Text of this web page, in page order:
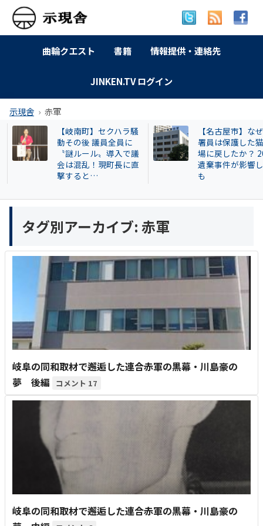
曲輪クエスト 書籍 情報提供・連絡先
JINKEN.TV ログイン
示現舎 赤軍
【岐南町】セクハラ騒
動その後 議員全員に
〝謎ルール〟導入で議
会は混乱！現町長に直
撃すると…
【名古屋市】なぜ
署員は保護した猫
場に戻したか？
遺棄事件が影響し
タグ別アーカイブ: 赤軍
岐阜の同和取材で邂逅した連合赤軍の黒幕・川島豪の
夢 後編
17
岐阜の同和取材で邂逅した連合赤軍の黒幕・川島豪の